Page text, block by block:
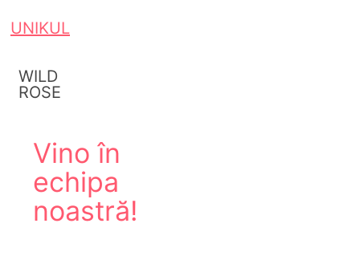
UNIKUL
WILD
ROSE
Vino în
echipa
noastră!